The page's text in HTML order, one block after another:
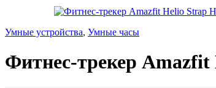
Умные устройства, Умные часы
Фитнес-трекер